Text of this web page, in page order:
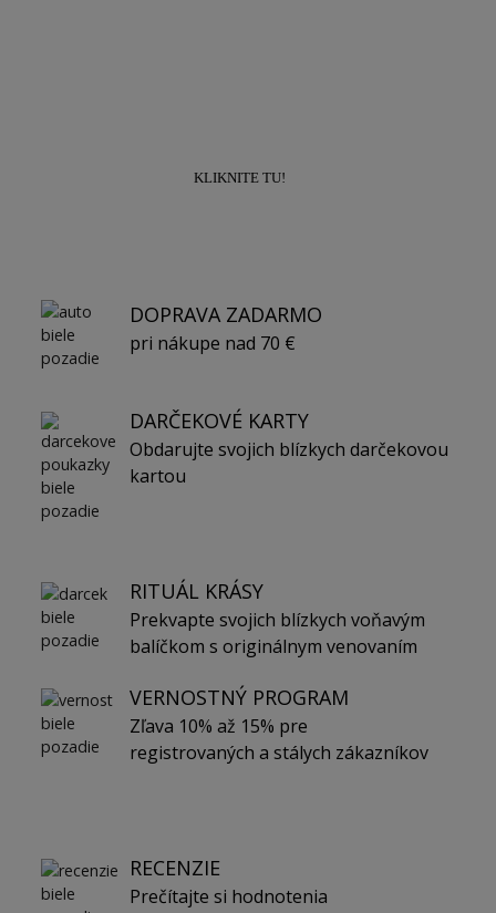
KLIKNITE TU!
DOPRAVA ZADARMO
pri nákupe nad 70 €
DARČEKOVÉ KARTY
Obdarujte svojich blízkych darčekovou
kartou
RITUÁL KRÁSY
Prekvapte svojich blízkych voňavým
balíčkom s originálnym venovaním
VERNOSTNÝ PROGRAM
Zľava 10% až 15% pre
registrovaných a stálych zákazníkov
RECENZIE
Prečítajte si hodnotenia